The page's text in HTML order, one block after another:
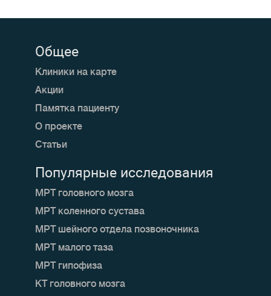
Общее
Клиники на карте
Акции
Памятка пациенту
О проекте
Статьи
Популярные исследования
МРТ головного мозга
МРТ коленного сустава
МРТ шейного отдела позвоночника
МРТ малого таза
МРТ гипофиза
КТ головного мозга